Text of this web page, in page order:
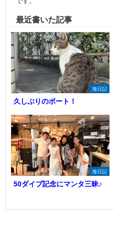
最近書いた記事
海日記
久しぶりのボート！
海日記
50ダイブ記念にマンタ三昧♪